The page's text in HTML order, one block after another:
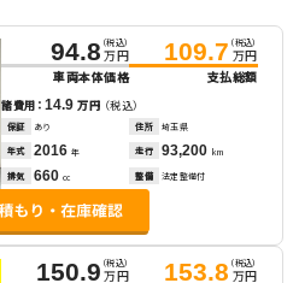
94.8 （税込）
万円
車両本体価格
109.7 （税込）
万円
支払総額
諸費用：14.9万円 （税込）
保証 あり 住所 埼玉県
年式 2016 年 走行 93,200 km
排気 660 cc 整備 法定整備付
150.9 （税込）
万円
153.8 （税込）
万円